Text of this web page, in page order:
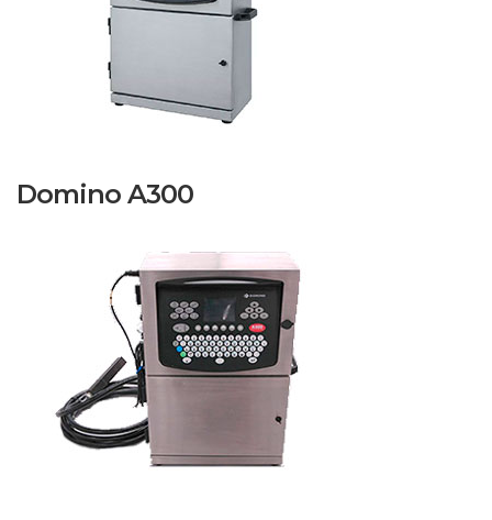
Domino A300